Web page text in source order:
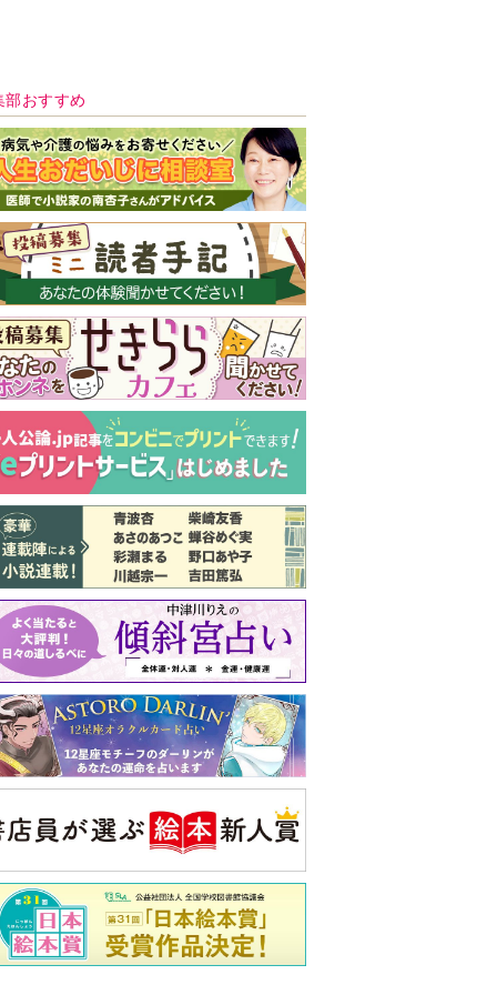
号 好評発売中！
実家の処分から終
の棲家までどうす
る？60代からの家
モンダイ
最新号
バックナンバー
注目トピ
娘が姑から「離婚しなさい」と言われま
した
同僚の心無い言葉に気持ちが折れた
義実家について、義弟が私へ怒りのLINE
公論新社の本
いじめのある世界に生き
る君たちへ
いじめられっ子だった精神
科医の贈る言葉
夫 著 詳しくみる